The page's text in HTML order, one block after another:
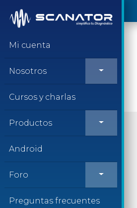
Saltar al contenido
Mi cuenta
Nosotros
Cursos y charlas
Productos
Android
Foro
Preguntas frecuentes